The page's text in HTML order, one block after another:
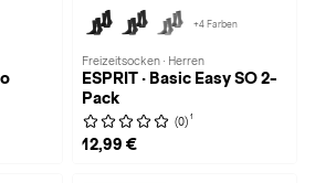
+4 Farben
Freizeitsocken · Herren
ESPRIT · Basic Easy SO 2-
Pack
(0) 1
12,99 €